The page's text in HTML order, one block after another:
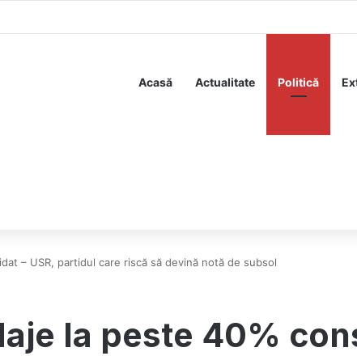
să-și reducă consumul de energie
Acasă Actualitate Politică
– USR, partidul care riscă să devină notă de subsol
la peste 40%